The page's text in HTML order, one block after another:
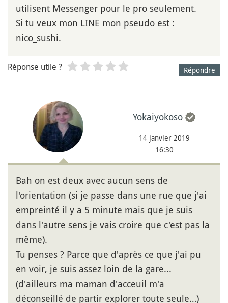
utilisent Messenger pour le pro seulement.
Si tu veux mon LINE mon pseudo est :
nico_sushi.
Répondre
Réponse utile ?
Yokaiyokoso
14 janvier 2019
16:30
Bah on est deux avec aucun sens de
l'orientation (si je passe dans une rue que j'ai
empreinté il y a 5 minute mais que je suis
dans l'autre sens je vais croire que c'est pas la
même).
Tu penses ? Parce que d'après ce que j'ai pu
en voir, je suis assez loin de la gare...
(d'ailleurs ma maman d'acceuil m'a
déconseillé de partir explorer toute seule…)